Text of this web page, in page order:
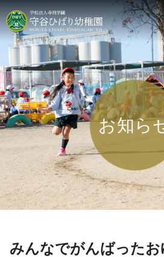
お知ら
みんなでがんばった